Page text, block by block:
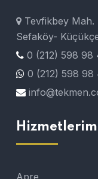
Tevfikbey Mah.
Sefaköy-
0 (212) 598 98
0 (212) 598 98
Apre